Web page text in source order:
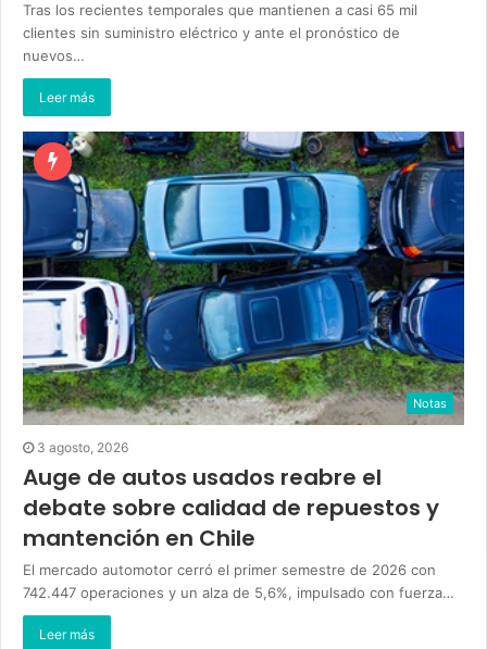
Tras los recientes temporales que mantienen a casi 65 mil
clientes sin suministro eléctrico y ante el pronóstico de
nuevos…
Leer más
Notas
3 agosto, 2026
Auge de autos usados reabre el
debate sobre calidad de repuestos y
mantención en Chile
El mercado automotor cerró el primer semestre de 2026 con
742.447 operaciones y un alza de 5,6%, impulsado con fuerza…
Leer más